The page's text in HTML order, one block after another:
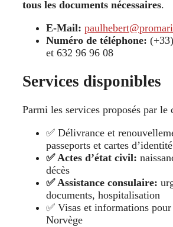
tous les documents nécessaires.
E-Mail:
Numéro de téléphone:
et 632 96 96 08
Services disponibles
Parmi les services proposés par le
✅ Délivrance et
passeports et cartes d’identité
✅ Actes d’état civil:
décès
✅ Assistance consulaire:
documents, hospitalisation
✅ Visas et informations
Norvège